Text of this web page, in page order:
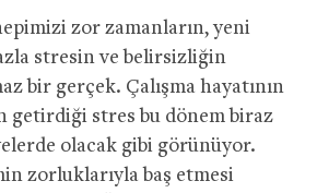
zor zamanların, yeni
stresin ve belirsizliğin
bir gerçek. Çalışma hayatının
getirdiği stres bu dönem biraz
olacak gibi görünüyor.
zorluklarıyla baş etmesi